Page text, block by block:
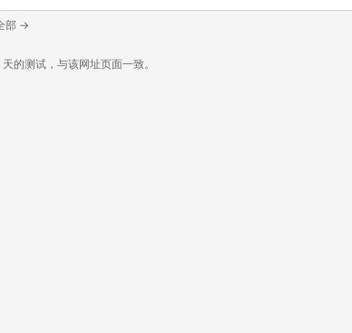
部 →
的测试，与该网址页面一致。